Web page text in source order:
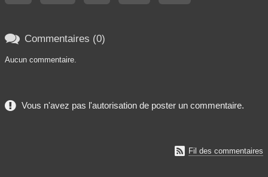
 Commentaires (0)
Aucun commentaire.
Vous n'avez pas l'autorisation de poster un commentaire.
 Fil des commentaires